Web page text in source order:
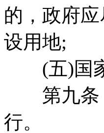
的，政府
设用地;
(五)国家
第九条
行。